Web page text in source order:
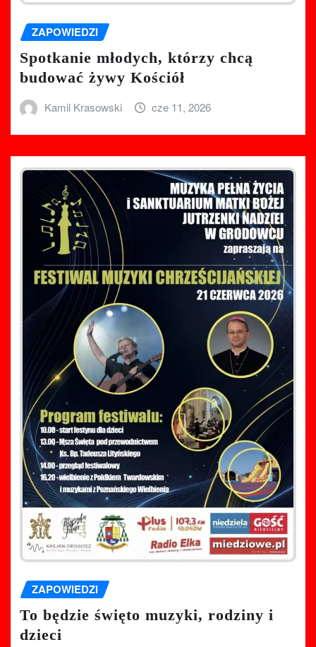
ZAPOWIEDZI
Spotkanie młodych, którzy chcą
budować żywy Kościół
Kamil Krasowski cze 11, 2026
ZAPOWIEDZI
To będzie święto muzyki, rodziny i
dzieci